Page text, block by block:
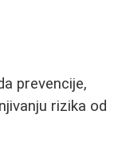
prevencije,
rizika od